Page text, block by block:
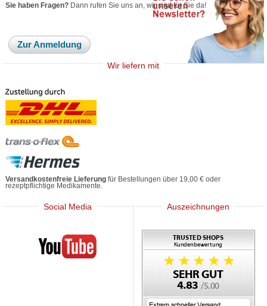
Sie haben Fragen? Dann rufen Sie uns an, wir sind für Sie da!
Zur Anmeldung
Wir liefern mit
Versandkostenfreie Lieferung für Bestellungen über 19,00 € oder
rezeptpflichtige Medikamente.
Social Media
Mediherz
Auszeichnungen